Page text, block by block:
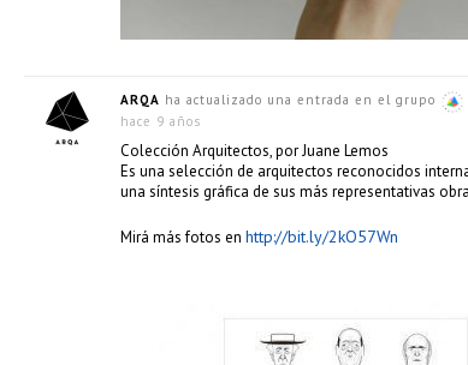
ARQA ha actualizado una entrada en el grupo
hace 9 años
Colección Arquitectos, por Juane Lemos
Es una selección de arquitectos reconocidos
una síntesis gráfica de sus más representativas
Mirá más fotos en http://bit.ly/2kO57Wn